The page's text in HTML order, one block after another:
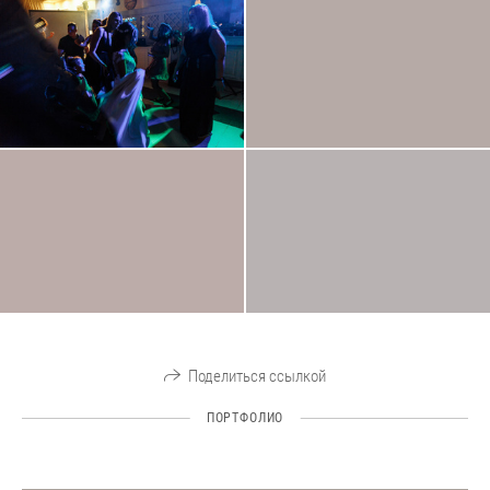
Поделиться ссылкой
ПОРТФОЛИО